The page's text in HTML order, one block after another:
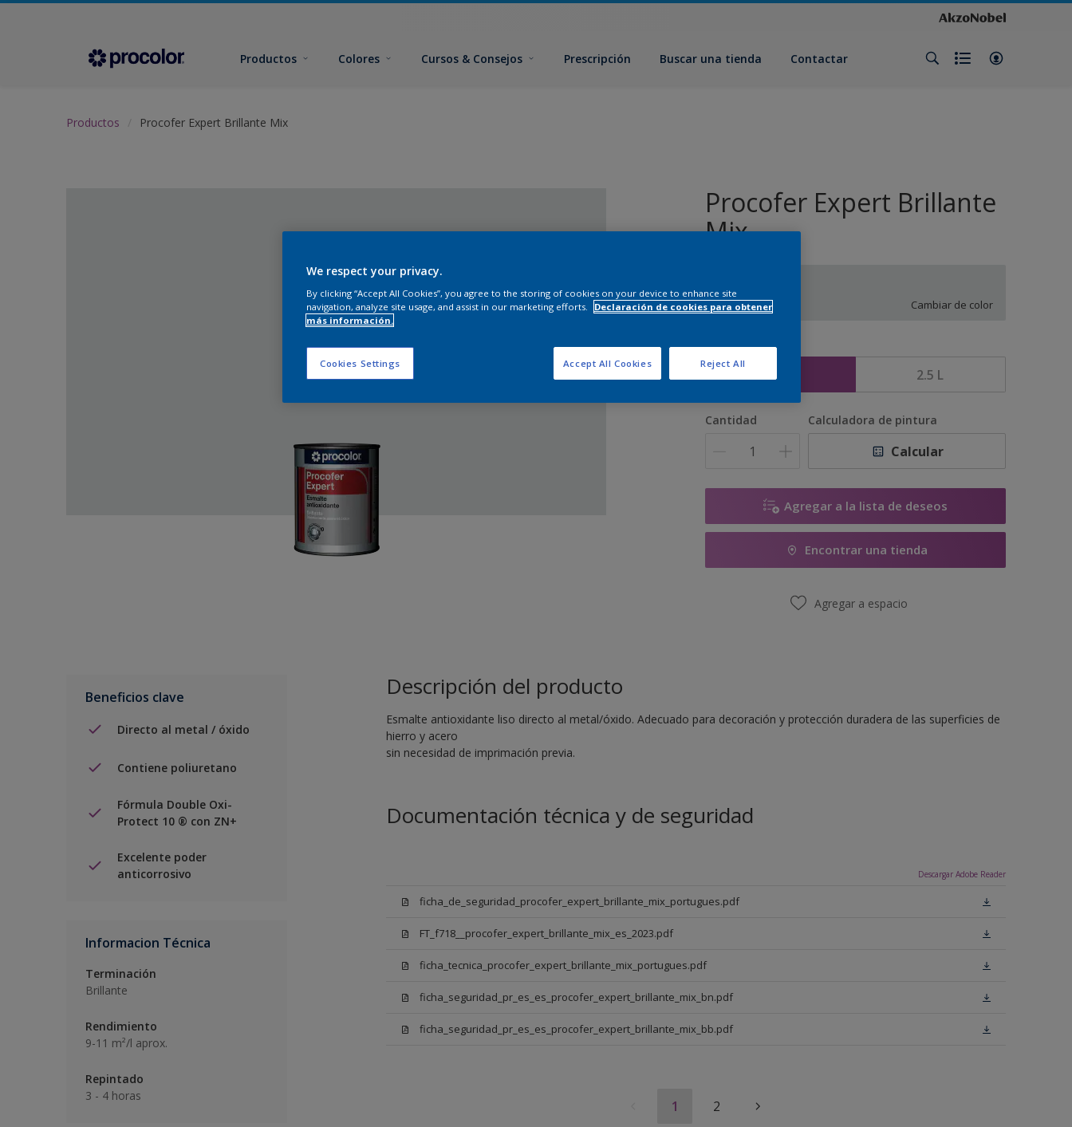
Productos Colores Cursos & Consejos Prescripción Buscar una tienda Contactar
Productos Procofer Expert Brillante Mix
Procofer Expert Brillante
Mix
Cambiar de color
Tamaño
1 L 2.5 L
Cantidad Calculadora de pintura
Calcular
Agregar a la lista de deseos
Encontrar una tienda
Agregar a espacio
Beneficios clave
Directo al metal / óxido
Contiene poliuretano
Fórmula Double Oxi-
Protect 10 ® con ZN+
Excelente poder
anticorrosivo
Informacion Técnica
Terminación
Brillante
Rendimiento
9-11 m²/l aprox.
Repintado
3 - 4 horas
Descripción del producto
Esmalte antioxidante liso directo al metal/óxido. Adecuado para decoración y protección duradera de las superficies de
hierro y acero
sin necesidad de imprimación previa.
Documentación técnica y de seguridad
Descargar Adobe Reader
ficha_de_seguridad_procofer_expert_brillante_mix_portugues.pdf
FT_f718__procofer_expert_brillante_mix_es_2023.pdf
ficha_tecnica_procofer_expert_brillante_mix_portugues.pdf
ficha_seguridad_pr_es_es_procofer_expert_brillante_mix_bn.pdf
ficha_seguridad_pr_es_es_procofer_expert_brillante_mix_bb.pdf
1 2
We respect your privacy.
By clicking “Accept All Cookies”, you agree to the storing of cookies on your device to enhance site
navigation, analyze site usage, and assist in our marketing efforts.
Declaración de cookies para obtener
más información.
Cookies Settings Reject All
Accept All Cookies